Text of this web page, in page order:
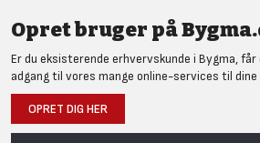
Opret bruger på
Er du eksisterende erhvervskunde i Bygma,
adgang til vores mange online-services til
OPRET DIG HER